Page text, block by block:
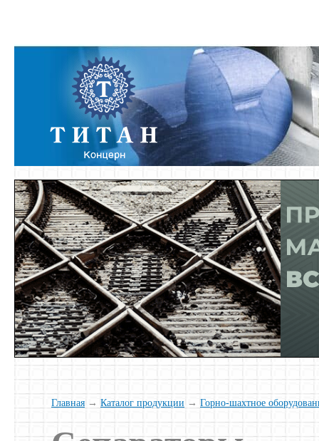
Главная → Каталог продукции → Горно-шахтное